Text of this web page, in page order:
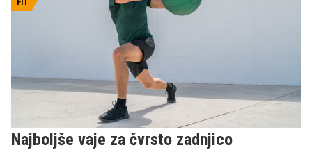
eksplozivnost ali hočete izgubiti odvečno
maščobo/kilograme. A napredek je možen zgolj, če
počepe izvajate pravilno. Čeprav izvajanje te
funkcionalne vaje za krepitev spodnjega dela telesa
ni tehnično zahtevno, nepoučeni počepe skoraj
zagotovo izvajajo napačno. S pravilno tehniko boste
hkrati trenirali noge, trebušne mišice, trup in
zadnjico, v nasprotnem primeru pa lahko tvegate
poškodbo.
FIT
Najboljše vaje za čvrsto zadnjico